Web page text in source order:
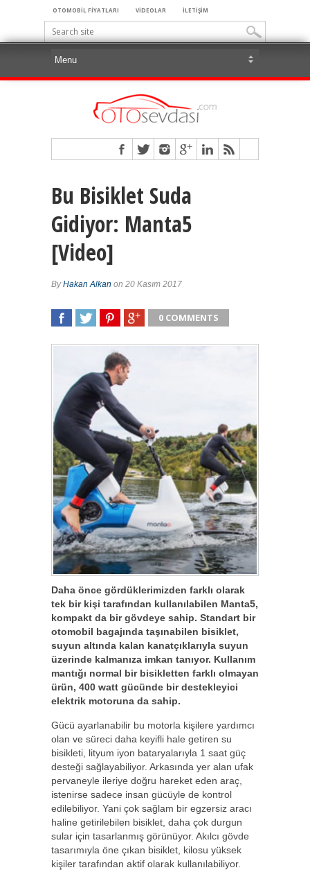
OTOMOBİL FİYATLARI VİDEOLAR İLETİŞİM
Bu Bisiklet Suda
Gidiyor: Manta5
[Video]
ByHakan Alkan on 20 Kasım 2017
0 COMMENTS
Daha önce gördüklerimizden farklı olarak
tek bir kişi tarafından kullanılabilen Manta5,
kompakt da bir gövdeye sahip. Standart bir
otomobil bagajında taşınabilen bisiklet,
suyun altında kalan kanatçıklarıyla suyun
üzerinde kalmanıza imkan tanıyor. Kullanım
mantığı normal bir bisikletten farklı olmayan
ürün, 400 watt gücünde bir destekleyici
elektrik motoruna da sahip.
Gücü ayarlanabilir bu motorla kişilere yardımcı
olan ve süreci daha keyifli hale getiren su
bisikleti, lityum iyon bataryalarıyla 1 saat güç
desteği sağlayabiliyor. Arkasında yer alan ufak
pervaneyle ileriye doğru hareket eden araç,
istenirse sadece insan gücüyle de kontrol
edilebiliyor. Yani çok sağlam bir egzersiz aracı
haline getirilebilen bisiklet, daha çok durgun
sular için tasarlanmış görünüyor. Akılcı gövde
tasarımıyla öne çıkan bisiklet, kilosu yüksek
kişiler tarafından aktif olarak kullanılabiliyor.